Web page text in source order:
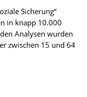
Sicherung“
in knapp 10.000
Analysen wurden
zwischen 15 und 64